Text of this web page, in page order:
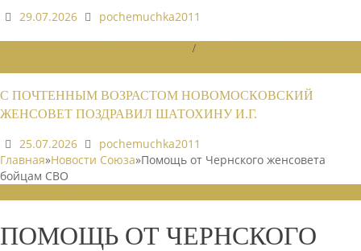
29.07.2026 pochemuchka2011
/
С ПОЧТЕННЫМ ВОЗРАСТОМ НОВОМОСКОВСКИЙ
ЖЕНСОВЕТ ПОЗДРАВИЛ ШАТОХИНУ И.Г.
25.07.2026
pochemuchka2011
Главная»Новости Союза»Помощь от Чернского женсовета
бойцам СВО
ПОМОЩЬ ОТ ЧЕРНСКОГО